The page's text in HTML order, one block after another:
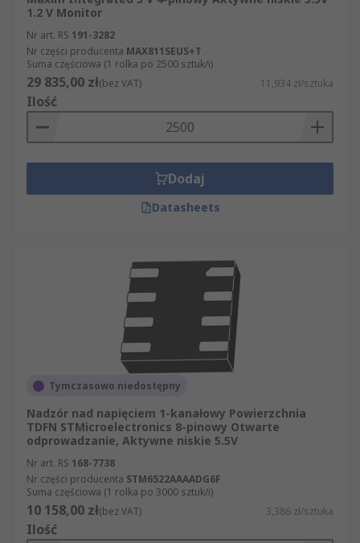
1.2 V Monitor
Nr art. RS 191-3282
Nr części producenta MAX811SEUS+T
Suma częściowa (1 rolka po 2500 sztuk/i)
29 835,00 zł(bez VAT) 11,934 zł/sztuka
Ilość
Dodaj
Datasheets
Tymczasowo niedostępny
Nadzór nad napięciem 1-kanałowy Powierzchnia
TDFN STMicroelectronics 8-pinowy Otwarte
odprowadzanie, Aktywne niskie 5.5V
Nr art. RS 168-7738
Nr części producenta STM6522AAAADG6F
Suma częściowa (1 rolka po 3000 sztuk/i)
10 158,00 zł(bez VAT) 3,386 zł/sztuka
Ilość